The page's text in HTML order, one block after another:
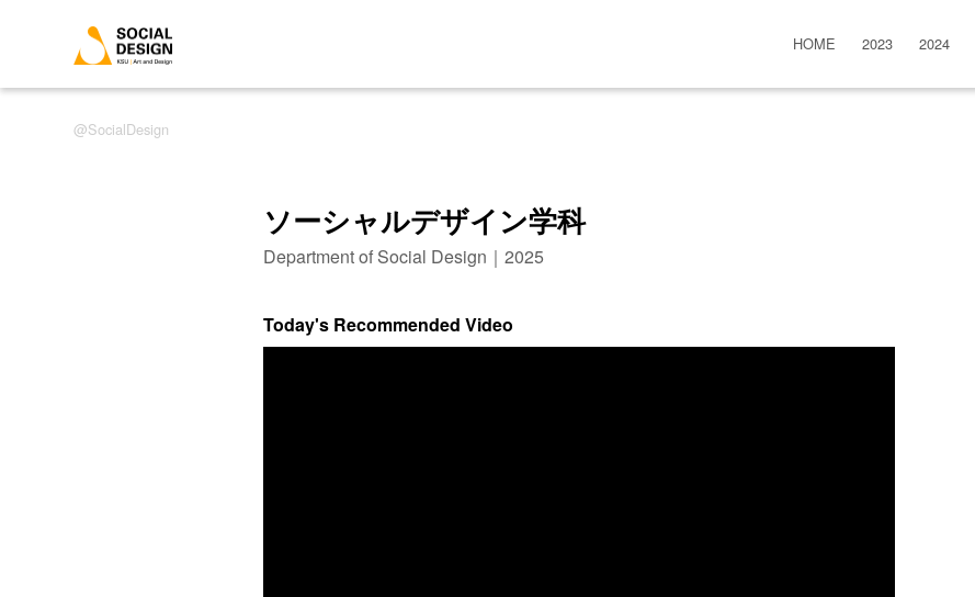
SocialDesign
HOME 2023 2024
ソーシャルデザイン学科
Department of Social Design｜2025
Today's Recommended Video